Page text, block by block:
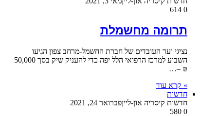
0
תרומה מחשמלת
נציגי ועד העובדים של חברת החשמל-מרחב צפון הגיעו
השבוע למרכז הרפואי הלל יפה כדי להעניק שיק בסך 50,000
₪ –…
» קרא עוד
חדשות
חדשות קיסריה און-לייןפברואר 24, 2021
0